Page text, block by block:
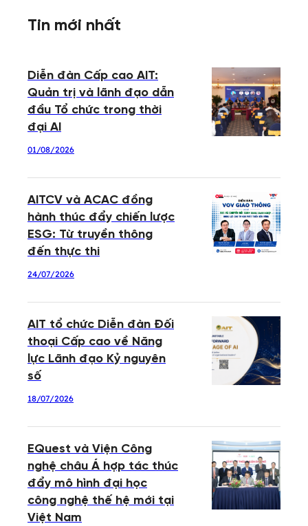
Tin mới nhất
Diễn đàn Cấp cao AIT:
Quản trị và lãnh đạo dẫn
đầu Tổ chức trong thời
đại AI
01/08/2026
AITCV và ACAC đồng
hành thúc đẩy chiến lược
ESG: Từ truyền thông
đến thực thi
24/07/2026
AIT tổ chức Diễn đàn Đối
thoại Cấp cao về Năng
lực Lãnh đạo Kỷ nguyên
số
18/07/2026
EQuest và Viện Công
nghệ châu Á hợp tác thúc
đẩy mô hình đại học
công nghệ thế hệ mới tại
Việt Nam